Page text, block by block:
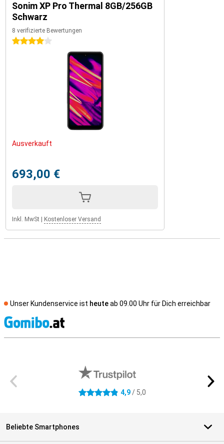
Sonim XP Pro Thermal 8GB/256GB
Schwarz
8 verifizierte Bewertungen
4 Sterne
Ausverkauft
693,00 €
Inkl. MwSt Kostenloser Versand
Unser Kundenservice ist heuteab 09.00 Uhr für Dich erreichbar
4.9 Sterne 4,9/ 5,0
Beliebte Smartphones